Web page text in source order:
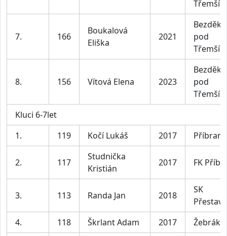
7. 166
Boukalová
Eliška
2021
pod
8. 156 Vítová Elena 2023
pod
Kluci 6-7let
1.
119 Kočí Lukáš 2017 Příbram
2. 117
Studnička
Kristián
2017 FK
3. 113 Randa Jan 2018
SK
4.
118 Škrlant Adam 2017 Žebrák